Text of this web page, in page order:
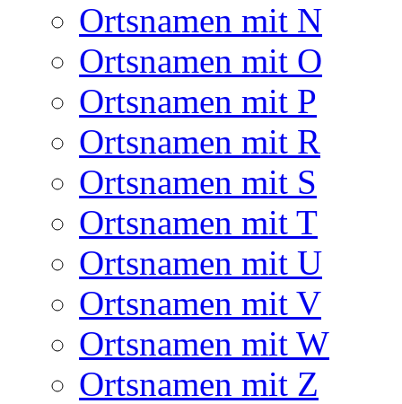
Ortsnamen mit N
Ortsnamen mit O
Ortsnamen mit P
Ortsnamen mit R
Ortsnamen mit S
Ortsnamen mit T
Ortsnamen mit U
Ortsnamen mit V
Ortsnamen mit W
Ortsnamen mit Z